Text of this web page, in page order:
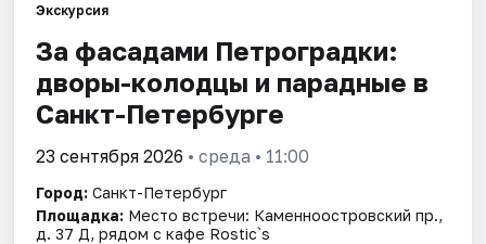
Города
Площадки
Артисты
Рейтинги
Экскурсия
За фасадами Петроградки:
дворы-колодцы и парадные в
Санкт-Петербурге
23 сентября 2026 • среда • 11:00
Город: Санкт-Петербург
Площадка: Место встречи: Каменноостровский пр.,
д. 37 Д, рядом с кафе Rostic`s